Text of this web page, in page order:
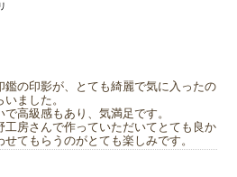
鑑の印影が、とても綺麗で気に入ったの
ました。
高級感もあり、気満足です。
工房さんで作っていただいてとても良か
てもらうのがとても楽しみです。